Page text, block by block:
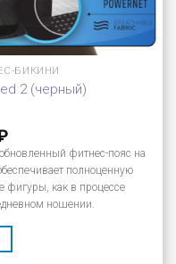
БИКИНИ
2 (черный)
фитнес-пояс на
полноценную
фигуры, как в процессе
ношении.